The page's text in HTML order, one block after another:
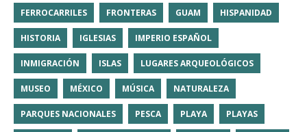
FERROCARRILES FRONTERAS GUAM HISPANIDAD
HISTORIA IGLESIAS IMPERIO ESPAÑOL
INMIGRACIÓN ISLAS LUGARES ARQUEOLÓGICOS
MUSEO MÉXICO MÚSICA NATURALEZA
PARQUES NACIONALES PESCA PLAYA PLAYAS